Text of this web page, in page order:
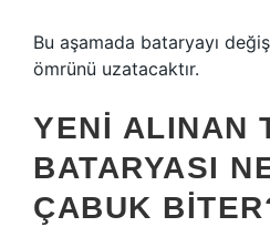
Bu aşamada bataryayı
ömrünü uzatacaktır.
YENI ALINAN
BATARYASI
ÇABUK